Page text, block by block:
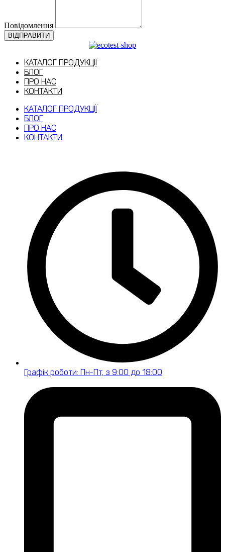
Повідомлення
ВІДПРАВИТИ
КАТАЛОГ ПРОДУКЦІЇ
БЛОГ
ПРО НАС
КОНТАКТИ
КАТАЛОГ ПРОДУКЦІЇ
БЛОГ
ПРО НАС
КОНТАКТИ
Графік роботи: Пн-Пт, з 9:00 до 18:00